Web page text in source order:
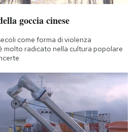
goccia cinese
come forma di violenza
molto radicato nella cultura popolare